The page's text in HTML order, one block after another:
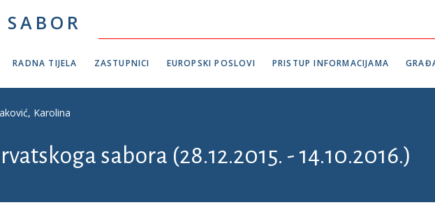
RADNA TIJELA ZASTUPNICI EUROPSKI POSLOVI PRISTUP INFORMACIJAMA
Karolina
sabora (28.12.2015. - 14.10.2016.)